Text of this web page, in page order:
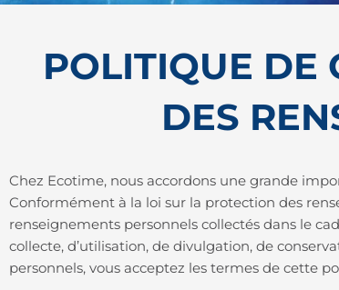
POLITIQUE DE
DES
Chez Ecotime, nous accordons une grande
Conformément à la loi sur la protection des
renseignements personnels collectés dans le
collecte, d’utilisation, de divulgation, de
personnels, vous acceptez les termes de cette